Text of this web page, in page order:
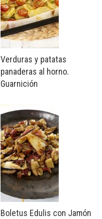
Verduras y patatas
panaderas al horno.
Guarnición
Boletus Edulis con Jamón